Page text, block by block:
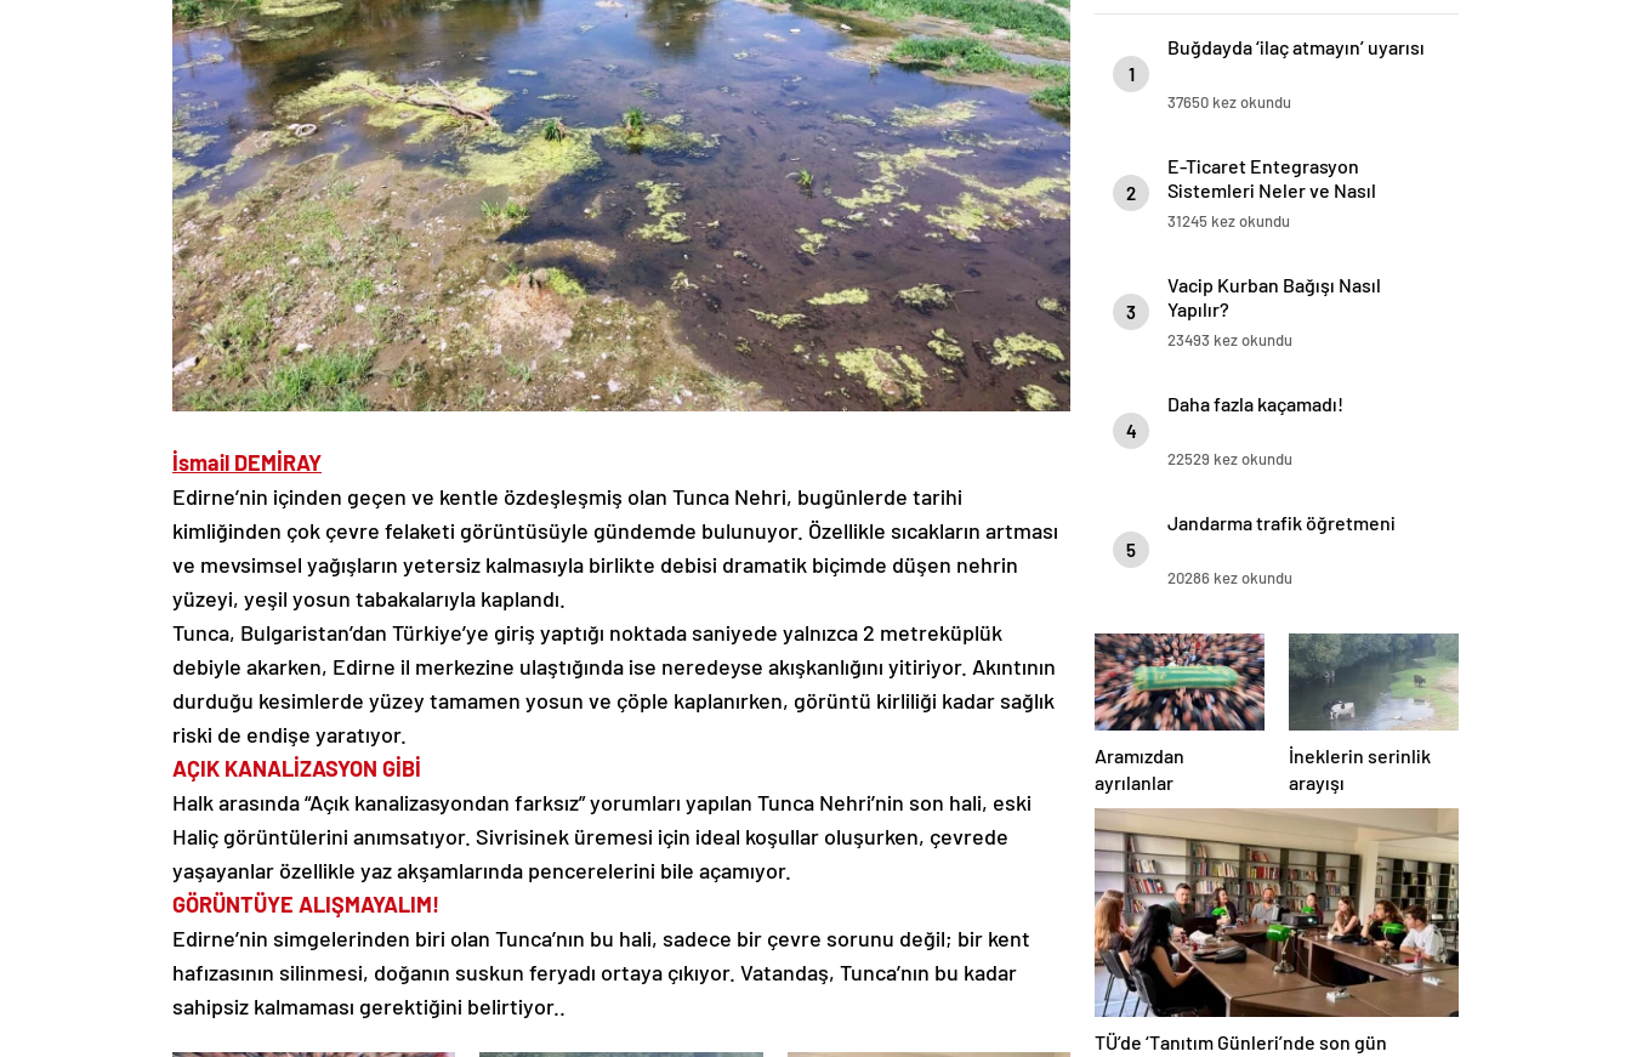
İsmail DEMİRAY
Edirne’nin içinden geçen ve kentle özdeşleşmiş olan Tunca Nehri, bugünlerde tarihi
kimliğinden çok çevre felaketi görüntüsüyle gündemde bulunuyor. Özellikle sıcakların artması
ve mevsimsel yağışların yetersiz kalmasıyla birlikte debisi dramatik biçimde düşen nehrin
yüzeyi, yeşil yosun tabakalarıyla kaplandı.
Tunca, Bulgaristan’dan Türkiye’ye giriş yaptığı noktada saniyede yalnızca 2 metreküplük
debiyle akarken, Edirne il merkezine ulaştığında ise neredeyse akışkanlığını yitiriyor. Akıntının
durduğu kesimlerde yüzey tamamen yosun ve çöple kaplanırken, görüntü kirliliği kadar sağlık
riski de endişe yaratıyor.
AÇIK KANALİZASYON GİBİ
Halk arasında “Açık kanalizasyondan farksız” yorumları yapılan Tunca Nehri’nin son hali, eski
Haliç görüntülerini anımsatıyor. Sivrisinek üremesi için ideal koşullar oluşurken, çevrede
yaşayanlar özellikle yaz akşamlarında pencerelerini bile açamıyor.
GÖRÜNTÜYE ALIŞMAYALIM!
Edirne’nin simgelerinden biri olan Tunca’nın bu hali, sadece bir çevre sorunu değil; bir kent
hafızasının silinmesi, doğanın suskun feryadı ortaya çıkıyor. Vatandaş, Tunca’nın bu kadar
sahipsiz kalmaması gerektiğini belirtiyor..
1
Buğdayda ‘ilaç atmayın’ uyarısı
37650 kez okundu
2
E-Ticaret Entegrasyon
Sistemleri Neler ve Nasıl
Yapılır?
31245 kez okundu
3
Vacip Kurban Bağışı Nasıl
Yapılır?
23493 kez okundu
4
Daha fazla kaçamadı!
22529 kez okundu
5
Jandarma trafik öğretmeni
20286 kez okundu
Aramızdan
ayrılanlar
İneklerin serinlik
arayışı
TÜ’de ‘Tanıtım Günleri’nde son gün